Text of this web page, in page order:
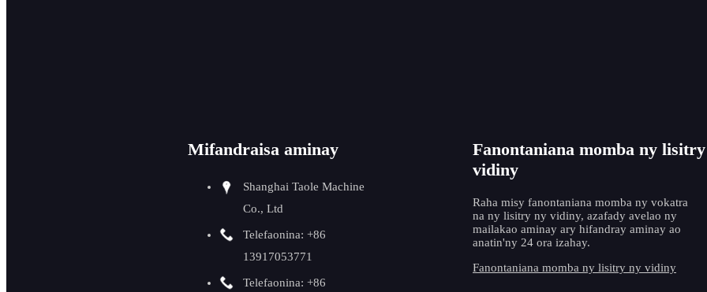
Mifandraisa aminay
Shanghai Taole Machine
Co., Ltd
Telefaonina: +86
13917053771
Telefaonina: +86
Fanontaniana momba ny
vidiny
Raha misy fanontaniana momba ny vokatra
na ny lisitry ny vidiny, azafady avelao ny
mailakao aminay ary hifandray aminay ao
anatin'ny 24 ora izahay.
Fanontaniana momba ny lisitry ny vidiny